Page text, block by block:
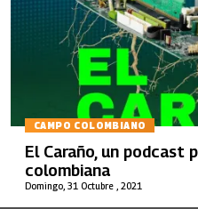
CAMPO COLOMBIANO
Domingo, 31 Octubre , 2021
El Caraño, un podcast
colombiana